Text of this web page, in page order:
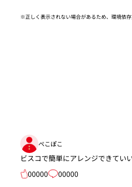
※正しく表示されない場合があるため、環境依存
ぺこぽこ
ビスコで簡単にアレンジできてい
00000
00000